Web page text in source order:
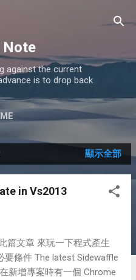
Note
against the current
is to drop back
顯示全部
in Vs2013
篇文章 來玩一下程式產生
要條件 The latest Sidewaffle
新增專案時有一個 Chrome